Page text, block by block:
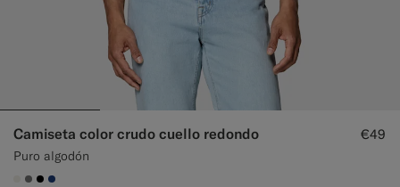
Camiseta color crudo cuello redondo
Puro algodón
€49